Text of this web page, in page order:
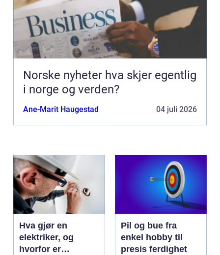
Norske nyheter hva skjer egentlig
i norge og verden?
Ane-Marit Haugestad 04 juli 2026
Hva gjør en
elektriker, og
hvorfor er
Pil og bue fra
enkel hobby til
presis ferdighet